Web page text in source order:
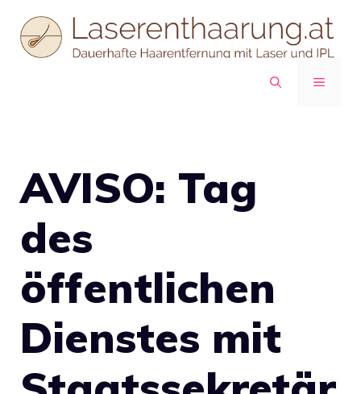
Inhalt
springen
MENÜ
AVISO: Tag
des
öffentlichen
Dienstes mit